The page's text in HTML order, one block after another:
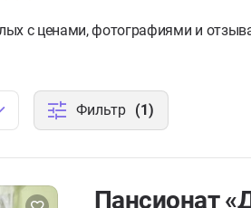
с ценами, фотографиями и
Фильтр (1)
Пансионат